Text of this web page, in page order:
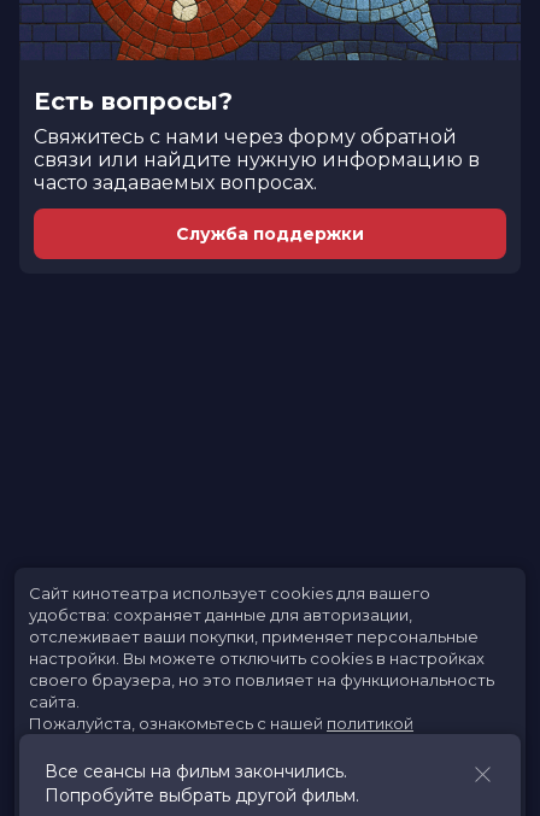
Есть вопросы?
Cвяжитесь с нами через форму обратной
связи или найдите нужную информацию в
часто задаваемых вопросах.
Служба поддержки
Все сеансы на фильм закончились.
Попробуйте выбрать другой фильм.
Сайт кинотеатра использует cookies для вашего
удобства: сохраняет данные для авторизации,
отслеживает ваши покупки, применяет персональные
настройки. Вы можете отключить cookies в настройках
своего браузера, но это повлияет на функциональность
сайта.
Пожалуйста, ознакомьтесь с нашей политикой
Принять